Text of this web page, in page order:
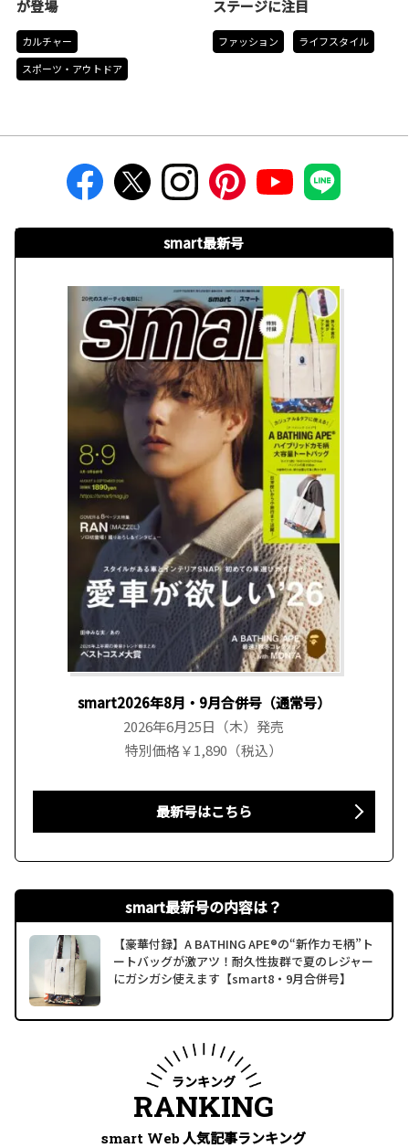
が登場
カルチャー
スポーツ・アウトドア
ステージに注目
ファッション ライフスタイル
smart最新号
smart2026年8月・9月合併号（通常号）
2026年6月25日（木）発売
特別価格￥1,890（税込）
最新号はこちら
smart最新号の内容は？
【豪華付録】A BATHING APE®の“新作カモ柄”ト
ートバッグが激アツ！耐久性抜群で夏のレジャー
にガシガシ使えます【smart8・9月合併号】
ランキング
RANKING
smart Web 人気記事ランキング